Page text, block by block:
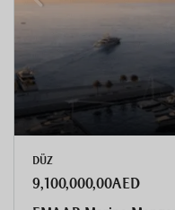
DÜZ
9,100,000,00AED